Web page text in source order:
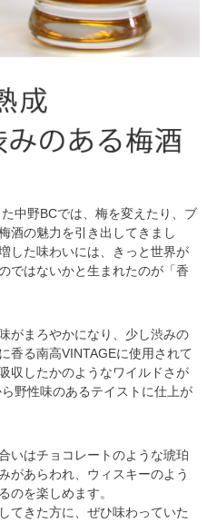
中野BCでは、梅を変えたり、ブ
酒の魅力を引き出してきまし
した味わいには、きっと世界が
ではないかと生まれたのが「香
がまろやかになり、少し渋みの
香る南高VINTAGEに使用されて
収したかのようなワイルドさが
野性味のあるテイストに仕上が
いはチョコレートのような琥珀
があらわれ、ウィスキーのよう
のを楽しめます。
てきた方に、ぜひ味わっていた